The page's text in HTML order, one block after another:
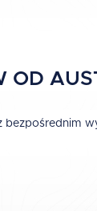
OD
bezpośrednim